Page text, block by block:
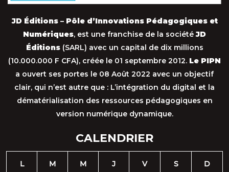
JD Éditions – Pôle d’Innovations Pédagogiques et
Numériques, est une franchise de la sociétéJD
Éditions(SARL) avec un capital de dix millions
(10.000.000 F CFA), créée le 01 septembre 2012. Le PIPN
a ouvert ses portes le 08 Août 2022 avec un objectif
clair, qui n’est autre que : L’intégration du digital et la
dématérialisation des ressources pédagogiques en
version numérique dynamique.
CALENDRIER
L M M J V S D